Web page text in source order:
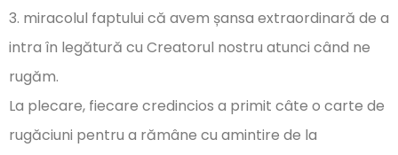
3. miracolul faptului că avem șansa extraordinară de a
intra în legătură cu Creatorul nostru atunci când ne
rugăm.
La plecare, fiecare credincios a primit câte o carte de
rugăciuni pentru a rămâne cu amintire de la